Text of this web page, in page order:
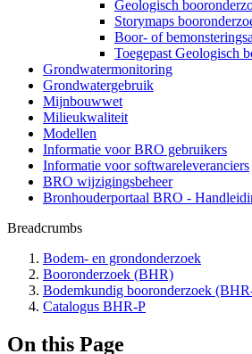
Geologisch
Storymaps
Boor- of
Toegepast Geologisch
Grondwatermonitoring
Grondwatergebruik
Mijnbouwwet
Milieukwaliteit
Modellen
Informatie voor BRO gebruikers
Informatie voor softwareleveranciers
BRO wijzigingsbeheer
Bronhouderportaal BRO -
Breadcrumbs
Bodem- en grondonderzoek
Booronderzoek (BHR)
Bodemkundig booronderzoek
Catalogus BHR-P
On this Page